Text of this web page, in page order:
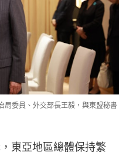
局委員、外交部長王毅，與東盟秘書
東亞地區總體保持繁